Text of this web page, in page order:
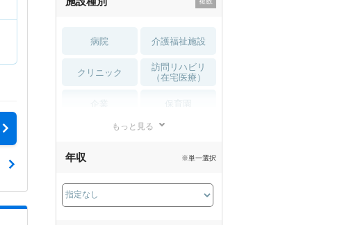
病院 介護福祉施設
クリニック
訪問リハビリ
（在宅医療）
薬局・
もっと見る
年収 ※単一選択